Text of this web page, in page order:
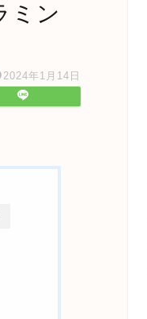
ミン
2024年1月14日